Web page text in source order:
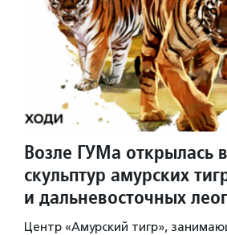
Возле ГУМа открылась
скульптур амурских
и дальневосточных
Центр «Амурский тигр»,